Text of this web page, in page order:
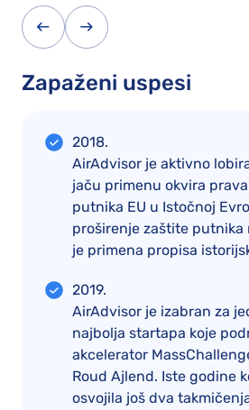
Zapaženi uspesi
2018.
AirAdvisor je aktivno
jaču primenu okvira
putnika EU u Istočnoj
proširenje zaštite putnika
je primena propisa
2019.
AirAdvisor je izabran za
najbolja startapa koje
akcelerator
Roud Ajlend. Iste godine
osvojila još dva